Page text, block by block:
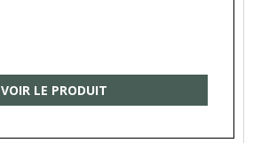
VOIR LE PRODUIT